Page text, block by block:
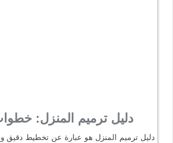
دليل ترميم المنزل:
دليل ترميم المنزل هو عبارة عن تخطيط دقيق